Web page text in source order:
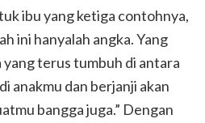
ibu yang ketiga contohnya,
ini hanyalah angka. Yang
terus tumbuh di antara
anakmu dan berjanji akan
bangga juga.” Dengan